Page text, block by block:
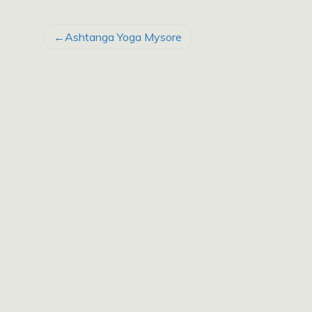
BEITRAGSNAVIGATION
Ashtanga Yoga Mysore